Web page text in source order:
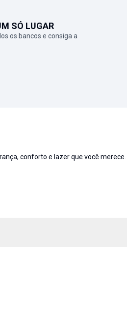
SÓ LUGAR
os bancos e consiga a
conforto e lazer que você merece.